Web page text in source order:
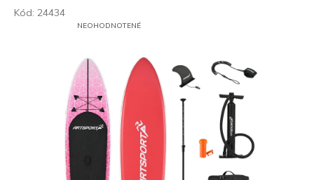
Kód: 24434
PRIEMERNÉ
HVIEZDIČIEK.
NEOHODNOTENÉ